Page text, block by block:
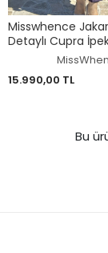
Misswhence
Detaylı Cupra
Pantolon Takım
15.990,00 TL
Bu